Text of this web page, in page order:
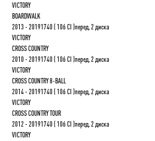
VICTORY
BOARDWALK
2013 - 20191740 ( 106 CI )перед, 2 диска
VICTORY
CROSS COUNTRY
2010 - 20191740 ( 106 CI )перед, 2 диска
VICTORY
CROSS COUNTRY 8-BALL
2014 - 20191740 ( 106 CI )перед, 2 диска
VICTORY
CROSS COUNTRY TOUR
2012 - 20191740 ( 106 CI )перед, 2 диска
VICTORY